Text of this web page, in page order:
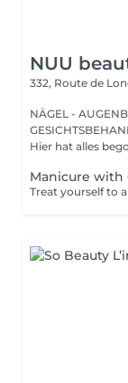
NUU
332, Route de
NÄGEL -
Hier hat alles
Manicure with